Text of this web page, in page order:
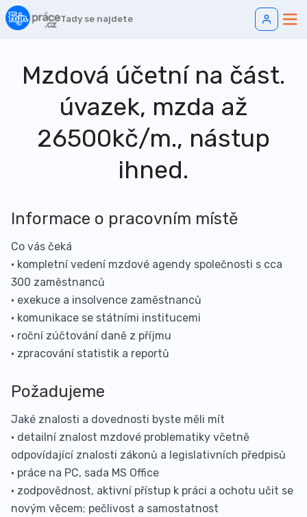
Tady se najdete
Mzdová účetní na část.
úvazek, mzda až
26500kč/m., nástup
ihned.
Informace o pracovním místě
Co vás čeká
• kompletní vedení mzdové agendy společnosti s cca
300 zaměstnanců
• exekuce a insolvence zaměstnanců
• komunikace se státními institucemi
• roční zúčtování daně z příjmu
• zpracování statistik a reportů
Požadujeme
Jaké znalosti a dovednosti byste měli mít
• detailní znalost mzdové problematiky včetně
odpovídající znalosti zákonů a legislativních předpisů
• práce na PC, sada MS Office
• zodpovědnost, aktivní přístup k práci a ochotu učit se
novým věcem; pečlivost a samostatnost